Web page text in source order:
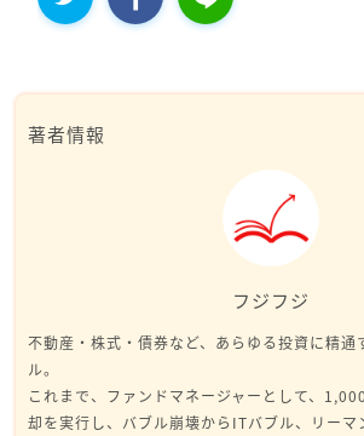
著者情報
フジフジ
不動産・株式・債券など、あらゆる投資に精通
ル。
これまで、ファンドマネージャーとして、
却を実行し、バブル崩壊からITバブル、リーマ